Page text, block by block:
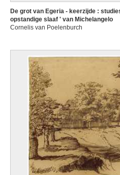
De grot van Egeria - keerzijde :
opstandige slaaf ' van Michelangelo
Cornelis van Poelenburch